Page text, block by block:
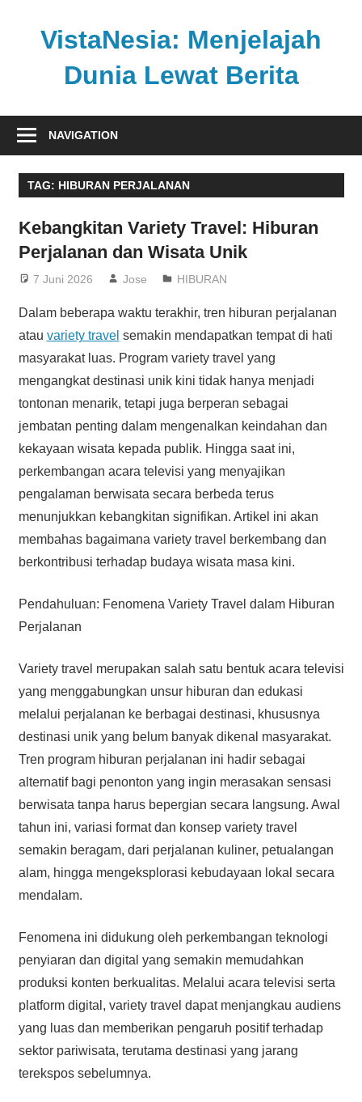
VistaNesia: Menjelajah
Dunia Lewat Berita
nasional
global
dalam
platform
informatif
NAVIGATION
TAG: HIBURAN PERJALANAN
Kebangkitan Variety Travel: Hiburan
Perjalanan dan Wisata Unik
7 Juni 2026 Jose HIBURAN
Dalam beberapa waktu terakhir, tren hiburan perjalanan
atau variety travel semakin mendapatkan tempat di hati
masyarakat luas. Program variety travel yang
mengangkat destinasi unik kini tidak hanya menjadi
tontonan menarik, tetapi juga berperan sebagai
jembatan penting dalam mengenalkan keindahan dan
kekayaan wisata kepada publik. Hingga saat ini,
perkembangan acara televisi yang menyajikan
pengalaman berwisata secara berbeda terus
menunjukkan kebangkitan signifikan. Artikel ini akan
membahas bagaimana variety travel berkembang dan
berkontribusi terhadap budaya wisata masa kini.
Pendahuluan: Fenomena Variety Travel dalam Hiburan
Perjalanan
Variety travel merupakan salah satu bentuk acara televisi
yang menggabungkan unsur hiburan dan edukasi
melalui perjalanan ke berbagai destinasi, khususnya
destinasi unik yang belum banyak dikenal masyarakat.
Tren program hiburan perjalanan ini hadir sebagai
alternatif bagi penonton yang ingin merasakan sensasi
berwisata tanpa harus bepergian secara langsung. Awal
tahun ini, variasi format dan konsep variety travel
semakin beragam, dari perjalanan kuliner, petualangan
alam, hingga mengeksplorasi kebudayaan lokal secara
mendalam.
Fenomena ini didukung oleh perkembangan teknologi
penyiaran dan digital yang semakin memudahkan
produksi konten berkualitas. Melalui acara televisi serta
platform digital, variety travel dapat menjangkau audiens
yang luas dan memberikan pengaruh positif terhadap
sektor pariwisata, terutama destinasi yang jarang
terekspos sebelumnya.